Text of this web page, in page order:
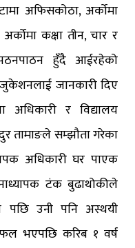
अफिसकोठा, अर्कोमा
कक्षा तीन, चार र
हुँदै आईरहेको
जानकारी दिए
अधिकारी र विद्यालय
तामाङले सम्झौता गरेका
अधिकारी घर पाएक
टंक बुढाथोकीले
पछि उनी पनि अस्थयी
भएपछि करिब १ वर्ष